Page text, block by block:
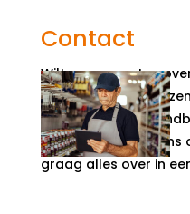
Contact
Wilt u meer weten
gepensioneerde
meerwaarde-
dancontactmet ons
graag alles over in